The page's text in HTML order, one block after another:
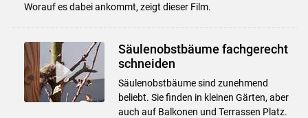
Worauf es dabei ankommt, zeigt dieser Film.
Säulenobstbäume fachgerecht
schneiden
Säulenobstbäume sind zunehmend
beliebt. Sie finden in kleinen Gärten, aber
auch auf Balkonen und Terrassen Platz.